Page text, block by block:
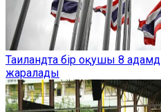
Таиландта бір оқушы 8
жаралады